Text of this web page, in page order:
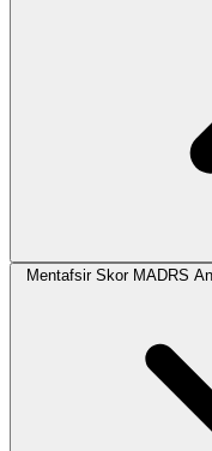
Mentafsir Skor MADRS